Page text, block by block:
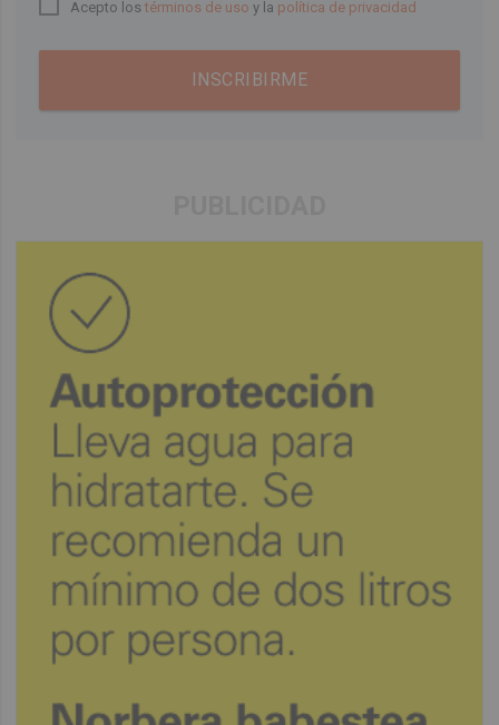
Acepto lostérminos de uso y la política de privacidad
INSCRIBIRME